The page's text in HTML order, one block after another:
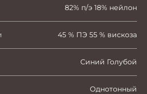
82% п/э 18% нейлон
45 % ПЭ 55 % вискоза
Синий Голубой
Однотонный